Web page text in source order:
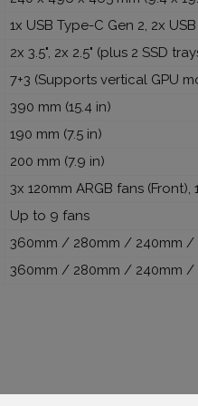
1x USB Type-C Gen 2, 2x
2x 3.5", 2x 2.5" (plus 2 SSD
7+3 (Supports vertical GPU
390 mm (15.4 in)
190 mm (7.5 in)
200 mm (7.9 in)
3x 120mm ARGB fans (Front),
Up to 9 fans
360mm / 280mm / 240mm /
360mm / 280mm / 240mm /